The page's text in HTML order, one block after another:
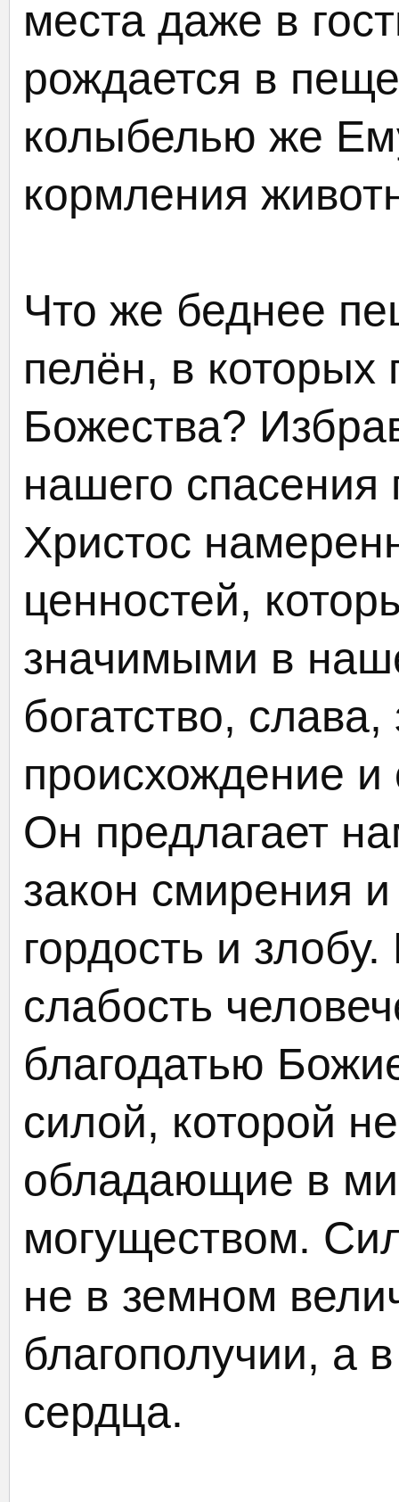
места даже в
рождается в
колыбелью же
кормления
Что же беднее
пелён, в которых
Божества?
нашего
Христос
ценностей,
значимыми в
богатство, слава,
происхождение и
Он предлагает
закон смирения
гордость и
слабость
благодатью
силой, которой
обладающие в
могуществом.
не в земном
благополучии, а
сердца.